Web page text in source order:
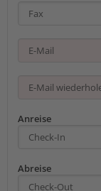
Anreise
Abreise